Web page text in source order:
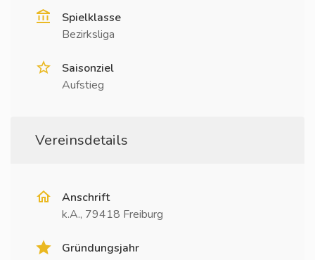
Spielklasse
Bezirksliga
Saisonziel
Aufstieg
Vereinsdetails
Anschrift
k.A., 79418 Freiburg
Gründungsjahr